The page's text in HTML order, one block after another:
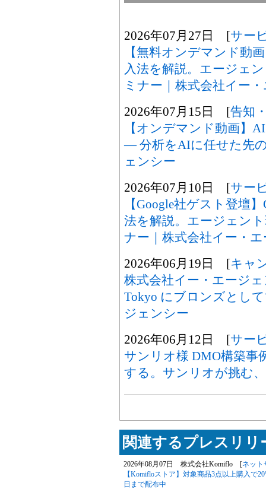
2026年07月27日 [サー
【無料オンデマンド動
入法を解説。エージェ
ミナー｜株式会社イー
2026年07月15日 [告知
【オンデマンド動画】
― 分析をAIに任せた先
ェンシー
2026年07月10日 [サー
【Google社ゲスト登壇
法を解説。エージェン
ナー｜株式会社イー・
2026年06月19日 [キャ
株式会社イー・エージェ
Tokyo にブロンズとし
ジェンシー
2026年06月12日 [サー
サンリオ様 DMO構築事
する。サンリオが挑む
関連するプレスリリ
2026年08月07日 株式会社Komiflo [ネット
【Komifloストア】対象商品3点以上購入で
日まで配布中